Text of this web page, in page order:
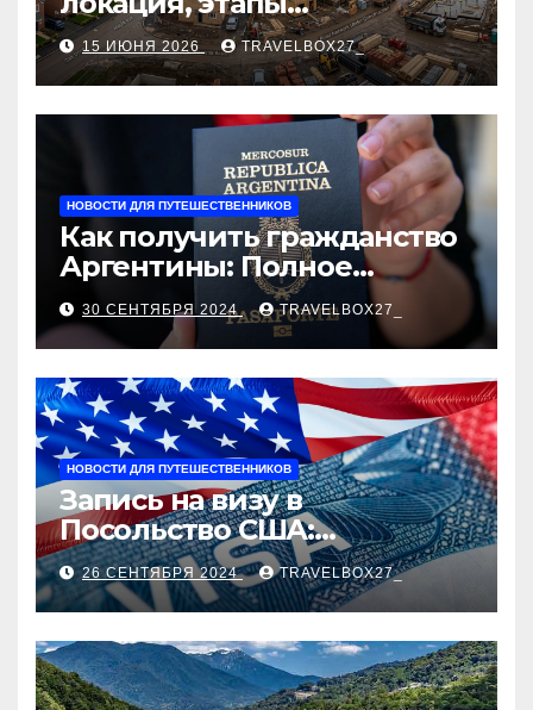
строительства, проверка
застройщика, сценарии
оформления сделки и
рыночные ориентиры
15 ИЮНЯ 2026 TRAVELBOX27_
НОВОСТИ ДЛЯ ПУТЕШЕСТВЕННИКОВ
Как получить гражданство
Аргентины: Полное
руководство
30 СЕНТЯБРЯ 2024 TRAVELBOX27_
НОВОСТИ ДЛЯ ПУТЕШЕСТВЕННИКОВ
Запись на визу в
Посольство США:
Пошаговое руководство
26 СЕНТЯБРЯ 2024 TRAVELBOX27_